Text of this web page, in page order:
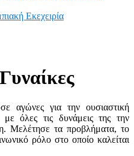
Εκεχειρία
αγώνες για την ουσιαστική
όλες τις δυνάμεις της την
Μελέτησε τα προβλήματα, το
ρόλο στο οποίο καλείται